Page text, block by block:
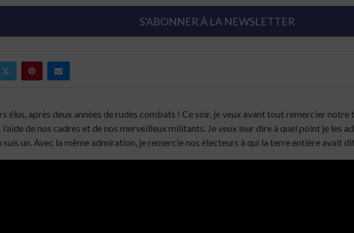
S'ABONNER À LA NEWSLETTER
élus, après deux années de rudes combats ! Ce soir, je veux avant tout remercier
de nos cadres et de nos merveilleux militants. Je veux leur dire à quel point je les
suis un. Avec la même admiration, je remercie nos électeurs à qui la terre entière avait